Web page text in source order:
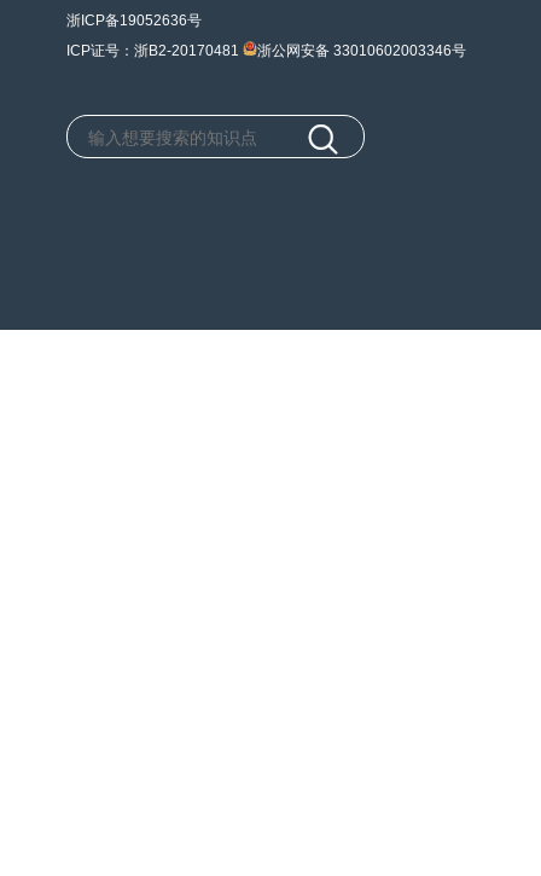
浙ICP备19052636号
ICP证号：浙B2-20170481
浙公网安备 33010602003346号